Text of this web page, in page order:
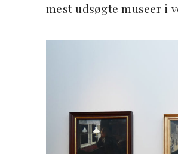
mest udsøgte museer i